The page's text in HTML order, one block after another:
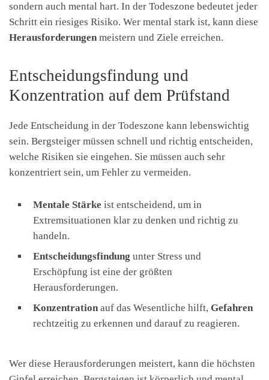
sondern auch mental hart. In der Todeszone bedeutet jeder
Schritt ein riesiges Risiko. Wer mental stark ist, kann diese
Herausforderungen meistern und Ziele erreichen.
Entscheidungsfindung und
Konzentration auf dem Prüfstand
Jede Entscheidung in der Todeszone kann lebenswichtig
sein. Bergsteiger müssen schnell und richtig entscheiden,
welche Risiken sie eingehen. Sie müssen auch sehr
konzentriert sein, um Fehler zu vermeiden.
Mentale Stärke ist entscheidend, um in
Extremsituationen klar zu denken und richtig zu
handeln.
Entscheidungsfindung unter Stress und
Erschöpfung ist eine der größten
Herausforderungen.
Konzentration auf das Wesentliche hilft, Gefahren
rechtzeitig zu erkennen und darauf zu reagieren.
Wer diese Herausforderungen meistert, kann die höchsten